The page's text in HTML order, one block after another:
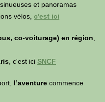
et panoramas
vélos, c'est ici
co-voiturage) en région
, c'est ici SNCF
l’aventure commence